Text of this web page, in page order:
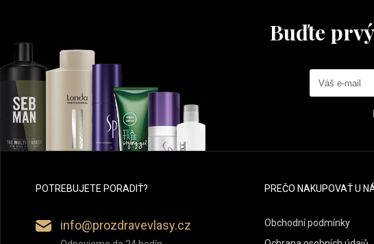
Buďte
POTREBUJETE PORADIŤ?
info@prozdravevlasy.cz
PREČO NAKUPOVAŤ U
Obchodní podmínky